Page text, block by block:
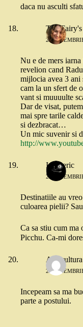
daca nu asculti
The
22
Nu e de mers
revelion cand
mijlocia avea 3 ani
cam la un sfert de
vant si muuuulte
Dar de visat,
mai spre tarile
si dezbracat…
Un mic suvenir si
http://
Intuneric
23
Destinatiile au
culoarea pielii?
Ca sa stiu cum ma
Picchu. Ca-mi
Agricultura
24
Incepeam sa ma
parte a postului.